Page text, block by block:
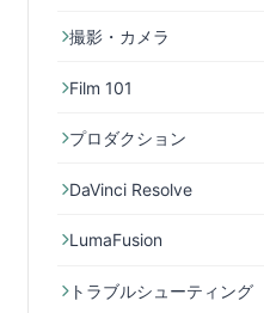
撮影・カメラ
Film 101
プロダクション
DaVinci Resolve
LumaFusion
トラブルシューティング